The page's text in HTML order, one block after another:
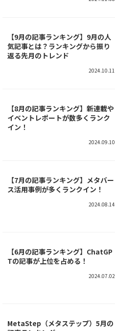
【9月の記事ランキング】9月の人
気記事とは？ランキングから振り
返る先月のトレンド
2024.10.11
【8月の記事ランキング】新連載や
イベントレポートが数多くランク
イン！
2024.09.10
【7月の記事ランキング】メタバー
ス活用事例が多くランクイン！
2024.08.14
【6月の記事ランキング】ChatGP
Tの記事が上位を占める！
2024.07.02
MetaStep（メタステップ）5月の